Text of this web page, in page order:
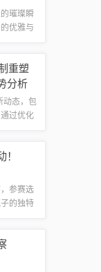
璀璨瞬
优雅与
们...
重塑
分析
动态，包
过优化
参赛选
的独特
。...